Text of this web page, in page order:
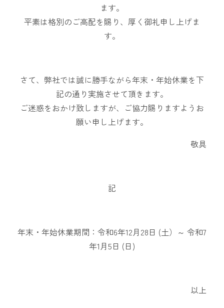
ます。
平素は格別のご高配を賜り、厚く御礼申し上げま
す。
さて、弊社では誠に勝手ながら年末・年始休業を下
記の通り実施させて頂きます。
ご迷惑をおかけ致しますが、ご協力賜りますようお
願い申し上げます。
敬具
記
年末・年始休業期間：令和6年12月28日 (土）～ 令和7
年1月5日 (日)
以上